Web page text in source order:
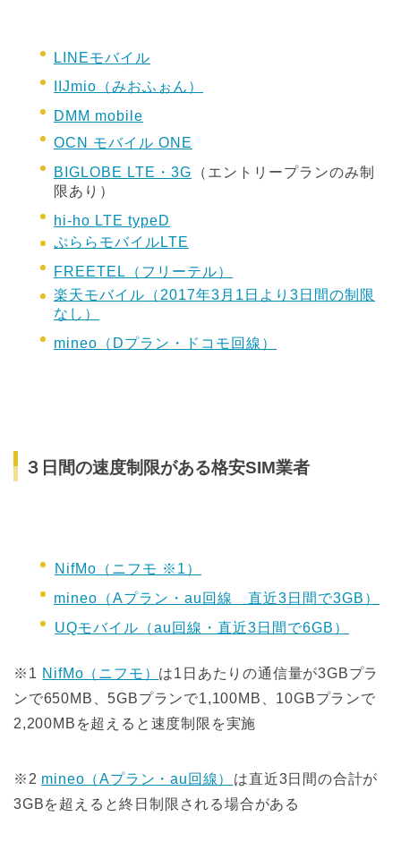
LINEモバイル
IIJmio（みおふぉん）
DMM mobile
OCN モバイル ONE
BIGLOBE LTE・3G
（エントリープランのみ制
限あり）
hi-ho LTE typeD
ぷららモバイルLTE
FREETEL（フリーテル）
楽天モバイル（2017年3月1日より3日間の制限
なし）
mineo（Dプラン・ドコモ回線）
３日間の速度制限がある格安SIM業者
NifMo（ニフモ ※1）
mineo（Aプラン・au回線 直近3日間で3GB）
UQモバイル（au回線・直近3日間で6GB）
※1 NifMo（ニフモ） は1日あたりの通信量が3GBプラ
ンで650MB、5GBプランで1,100MB、10GBプランで
2,200MBを超えると速度制限を実施
※2 mineo（Aプラン・au回線）
は直近3日間の合計が
3GBを超えると終日制限される場合がある